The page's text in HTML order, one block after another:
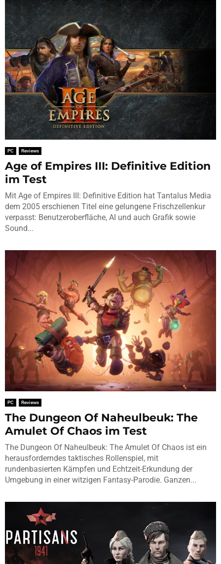
PC Reviews
Age of Empires III: Definitive Edition
im Test
Mit Age of Empires III: Definitive Edition hat Tantalus Media
dem 2005 erschienen Titel eine gelungene Frischzellenkur
verpasst: Benutzeroberfläche, AI und auch Grafik sowie
Sound...
PC Reviews
The Dungeon Of Naheulbeuk: The
Amulet Of Chaos im Test
The Dungeon Of Naheulbeuk: The Amulet Of Chaos ist ein
herausforderndes taktisches Rollenspiel, mit
rundenbasierten Kämpfen und Echtzeit-Erkundung der
Umgebung in einer witzigen Fantasy-Parodie. Ganzen...